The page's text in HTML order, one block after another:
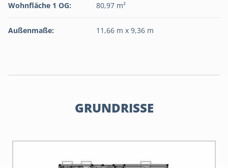
Wohnfläche 1 OG: 80,97 m²
Außenmaße: 11,66 m x 9,36 m
GRUNDRISSE